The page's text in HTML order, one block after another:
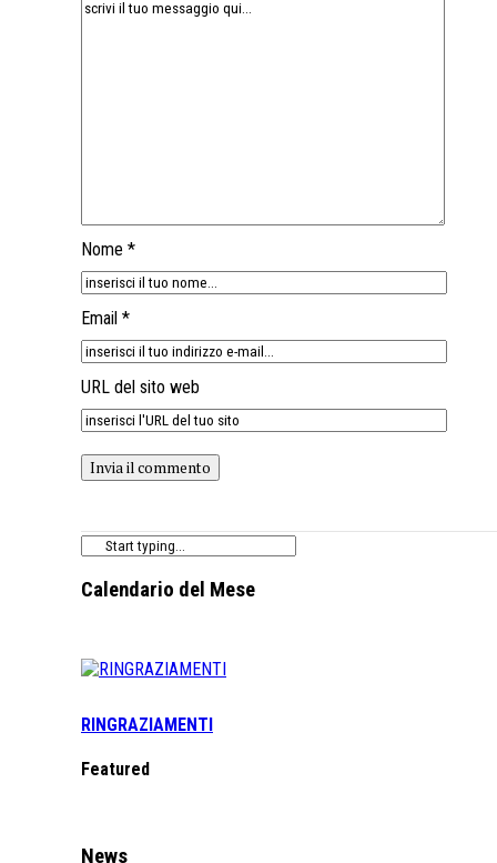
Nome *
Email *
URL del sito web
Calendario del Mese
RINGRAZIAMENTI
Featured
News